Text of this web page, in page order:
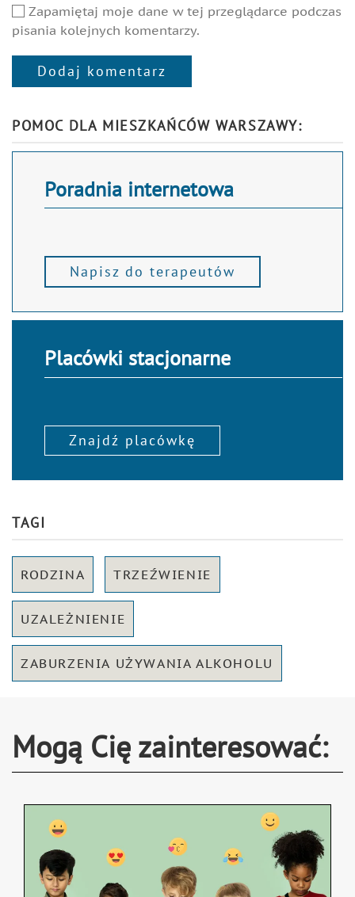
Zapamiętaj moje dane w tej przeglądarce podczas
pisania kolejnych komentarzy.
Dodaj komentarz
POMOC DLA MIESZKAŃCÓW WARSZAWY:
Poradnia internetowa
Napisz do terapeutów
Placówki stacjonarne
Znajdź placówkę
TAGI
RODZINA TRZEŹWIENIE
UZALEŻNIENIE
ZABURZENIA UŻYWANIA ALKOHOLU
Mogą Cię zainteresować: